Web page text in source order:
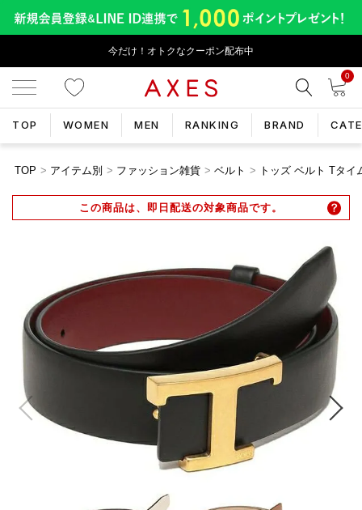
今だけ！オトクなクーポン配布中
0
TOP WOMEN MEN RANKING BRAND
TOP アイテム別 ファッション雑貨 ベルト トッズ ベルト Tタ
この商品は、即日配送の対象商品です。